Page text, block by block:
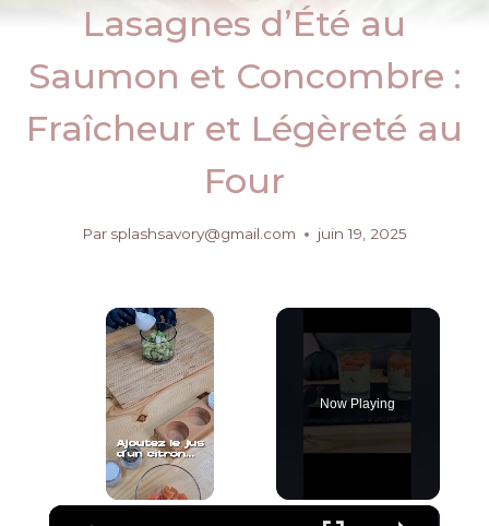
Lasagnes d’Été au
Saumon et Concombre :
Fraîcheur et Légèreté au
Four
Par splashsavory@gmail.com juin 19, 2025
×
Now Playing
×